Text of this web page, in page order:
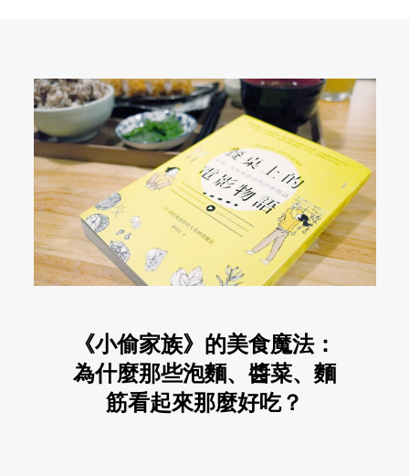
《小偷家族》的美食魔法：
為什麼那些泡麵、醬菜、麵
筋看起來那麼好吃？